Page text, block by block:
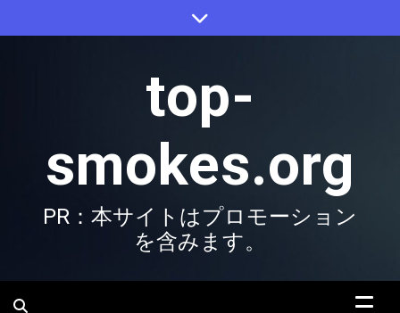
to
top-
smokes.org
PR：本サイトはプロモーション
を含みます。